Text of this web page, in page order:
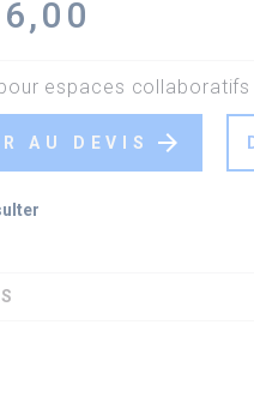
espaces
AU DEVIS arrow_forward